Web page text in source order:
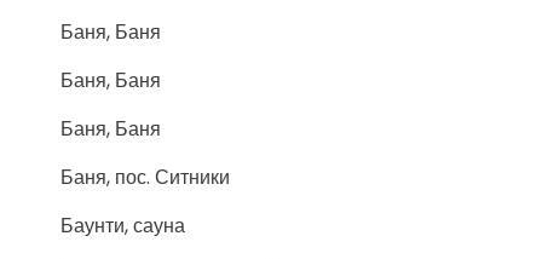
Баня, Баня
Баня, Баня
Баня, Баня
Баня, пос. Ситники
Баунти, сауна